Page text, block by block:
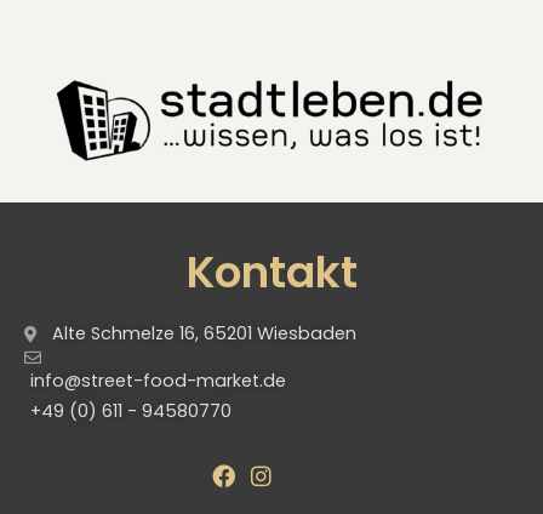
Kontakt
Alte Schmelze 16, 65201 Wiesbaden
info@street-food-market.de
+49 (0) 611 - 94580770